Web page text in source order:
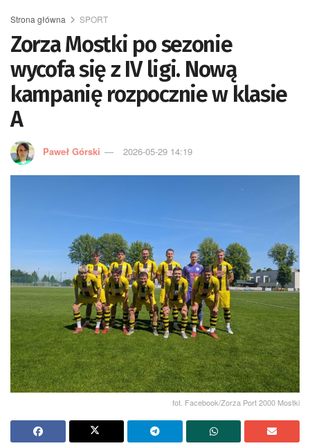
Strona główna SPORT
Zorza Mostki po sezonie
wycofa się z IV ligi. Nową
kampanię rozpocznie w klasie
A
Paweł Górski 2026-05-29 14:19
fot. Facebook/Zorza Port 2000 Mostki